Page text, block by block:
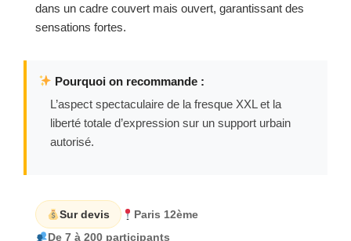
dans un cadre couvert mais ouvert, garantissant des
sensations fortes.
Pourquoi on recommande :
L’aspect spectaculaire de la fresque XXL et la
liberté totale d’expression sur un support urbain
autorisé.
Sur devis
Paris 12ème
De 7 à 200 participants